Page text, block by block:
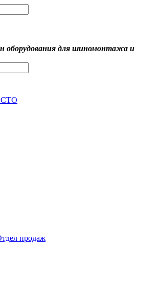
оборудования для шиномонтажа и
СТО
продаж